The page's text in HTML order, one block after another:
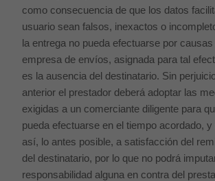
como consecuencia de que los datos
usuario sean falsos, inexactos o
la entrega no pueda efectuarse por
empresa de envíos, asignada para tal
es la ausencia del destinatario. Sin
anterior el prestador deberá adoptar las
exigidas a un comerciante diligente para
pueda efectuarse en el tiempo acordado,
así, lo antes posible, a satisfacción del
del destinatario, por lo que no podrá
responsabilidad alguna en contra del